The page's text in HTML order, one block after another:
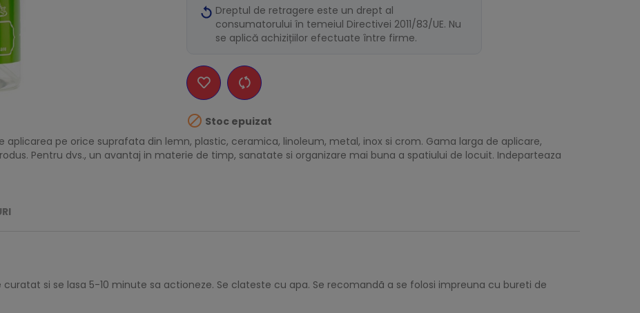
Dreptul de retragere este un drept al
consumatorului în temeiul Directivei 2011/83/UE. Nu
se aplică achizițiilor efectuate între firme.
 Stoc epuizat
pe orice suprafata din lemn, plastic, ceramica, linoleum, metal, inox si crom. Gama larga de aplicare,
Pentru dvs., un avantaj in materie de timp, sanatate si organizare mai buna a spatiului de locuit. Indeparteaza
curatat si se lasa 5-10 minute sa actioneze. Se clateste cu apa. Se recomandã a se folosi impreuna cu bureti de